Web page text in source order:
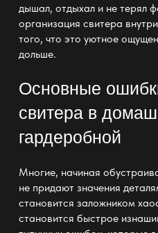
дышал, отдыхал и не терял
организация свитера
того, что это уютное
дольше.
Основные
свитера в
гардеробной
Многие, начиная
не придают значения
становится заложником
становится быстрое